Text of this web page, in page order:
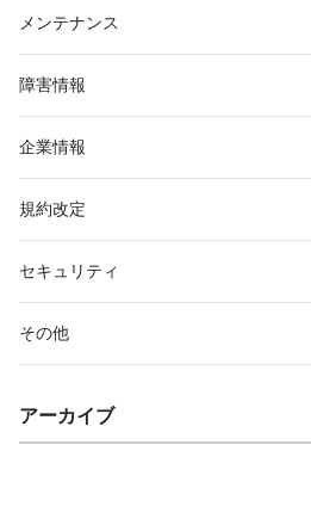
メンテナンス
障害情報
企業情報
規約改定
セキュリティ
その他
アーカイブ